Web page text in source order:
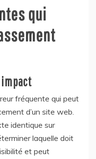
qui
fréquente qui peut
d’un site web.
identique sur
laquelle doit
et peut